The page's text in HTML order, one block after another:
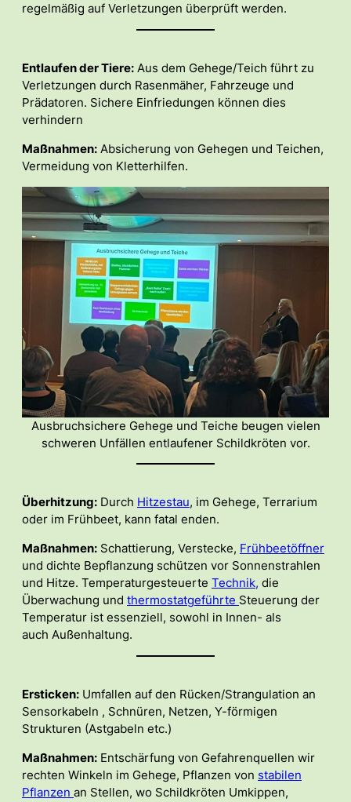
regelmäßig auf Verletzungen überprüft werden.
Entlaufen der Tiere: Aus dem Gehege/Teich führt zu
Verletzungen durch Rasenmäher, Fahrzeuge und
Prädatoren. Sichere Einfriedungen können dies
verhindern
Maßnahmen: Absicherung von Gehegen und Teichen,
Vermeidung von Kletterhilfen.
Ausbruchsichere Gehege und Teiche beugen vielen
schweren Unfällen entlaufener Schildkröten vor.
Überhitzung: Durch Hitzestau, im Gehege, Terrarium
oder im Frühbeet, kann fatal enden.
Maßnahmen: Schattierung, Verstecke, Frühbeetöffner
und dichte Bepflanzung schützen vor Sonnenstrahlen
und Hitze. Temperaturgesteuerte Technik, die
Überwachung und thermostatgeführte Steuerung der
Temperatur ist essenziell, sowohl in Innen- als
auch Außenhaltung.
Ersticken: Umfallen auf den Rücken/Strangulation an
Sensorkabeln , Schnüren, Netzen, Y-förmigen
Strukturen (Astgabeln etc.)
Maßnahmen: Entschärfung von Gefahrenquellen wir
rechten Winkeln im Gehege, Pflanzen von stabilen
Pflanzen an Stellen, wo Schildkröten Umkippen,